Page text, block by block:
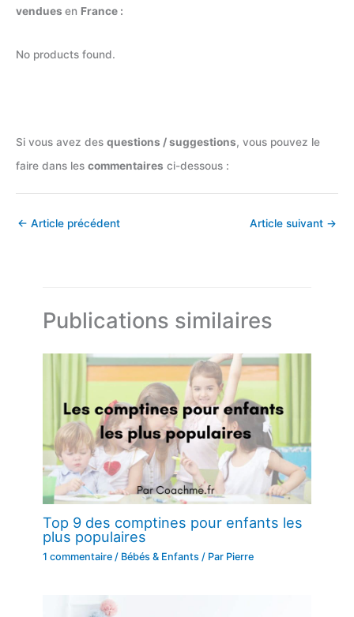
vendues en France :
No products found.
Si vous avez des questions / suggestions, vous pouvez le
faire dans les commentaires ci-dessous :
← Article précédent Article suivant →
Publications similaires
Top 9 des comptines pour enfants les
plus populaires
1 commentaire / Bébés & Enfants / Par Pierre